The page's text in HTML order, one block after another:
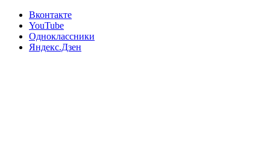
Вконтакте
YouTube
Одноклассники
Яндекс.Дзен